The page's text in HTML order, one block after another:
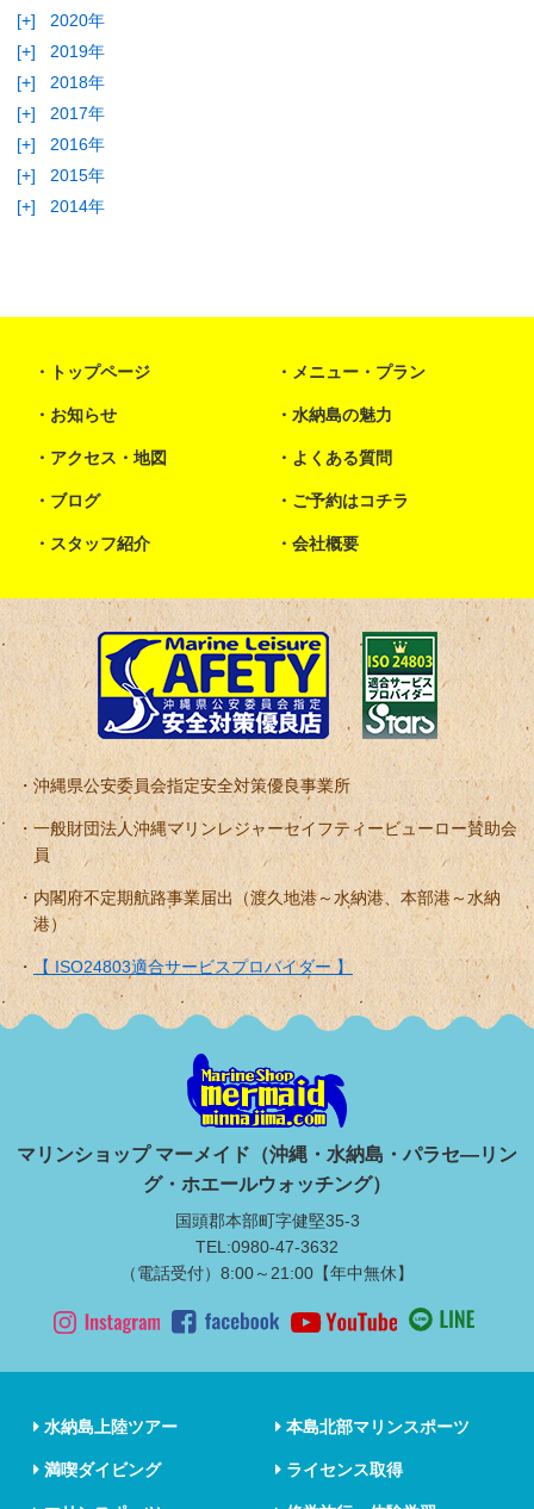
[+]
2020年
[+]
2019年
[+]
2018年
[+]
2017年
[+]
2016年
[+]
2015年
[+]
2014年
トップページ メニュー・プラン
お知らせ 水納島の魅力
アクセス・地図 よくある質問
ブログ ご予約はコチラ
スタッフ紹介 会社概要
沖縄県公安委員会指定安全対策優良事業所
一般財団法人沖縄マリンレジャーセイフティービューロー賛助会
員
内閣府不定期航路事業届出（渡久地港～水納港、本部港～水納
港）
【 ISO24803適合サービスプロバイダー 】
マリンショップ マーメイド（沖縄・水納島・パラセ―リン
グ・ホエールウォッチング）
国頭郡本部町字健堅35-3
TEL:0980-47-3632
（電話受付）8:00～21:00【年中無休】
水納島上陸ツアー 本島北部マリンスポーツ
満喫ダイビング ライセンス取得